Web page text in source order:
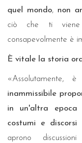
quel mondo,non
ciò che ti viene
consapevolmente è
È vitale la storia
inammissibile
in un'altra epoca
costumi e discorsi
aprono